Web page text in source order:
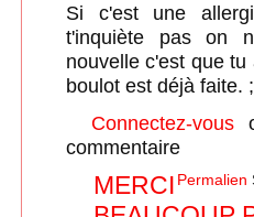
Si c'est une
t'inquiète pas on
nouvelle c'est que
boulot est déjà faite.
Connectez-vous
commentaire
Permalien
MERCI